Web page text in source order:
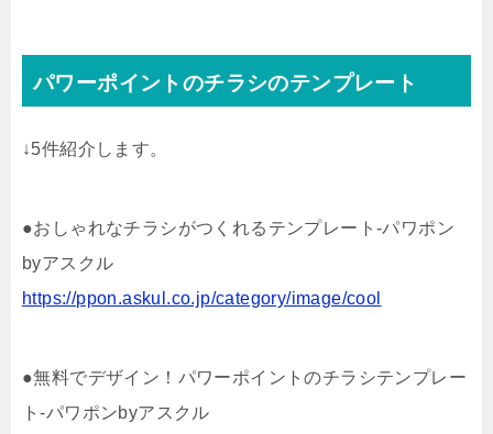
パワーポイントのチラシのテンプレート
↓5件紹介します。
●おしゃれなチラシがつくれるテンプレート-パワポン
byアスクル
https://ppon.askul.co.jp/category/image/cool
●無料でデザイン！パワーポイントのチラシテンプレー
ト-パワポンbyアスクル